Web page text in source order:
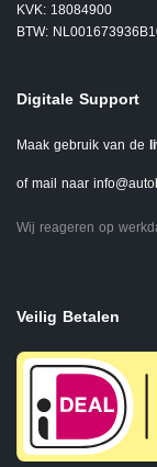
KVK: 18084900
BTW:
Digitale Support
Maak gebruik van de
of mail naar
Wij reageren op
Veilig Betalen